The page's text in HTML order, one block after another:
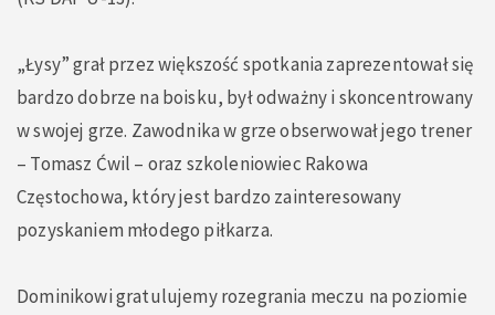
„Łysy” grał przez większość spotkania zaprezentował się
bardzo dobrze na boisku, był odważny i skoncentrowany
w swojej grze. Zawodnika w grze obserwował jego trener
– Tomasz Ćwil – oraz szkoleniowiec Rakowa
Częstochowa, który jest bardzo zainteresowany
pozyskaniem młodego piłkarza.
Dominikowi gratulujemy rozegrania meczu na poziomie